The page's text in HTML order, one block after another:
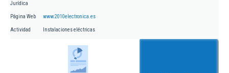
Jurídica
Página Web www.2010electronica.es
Actividad Instalaciones eléctricas